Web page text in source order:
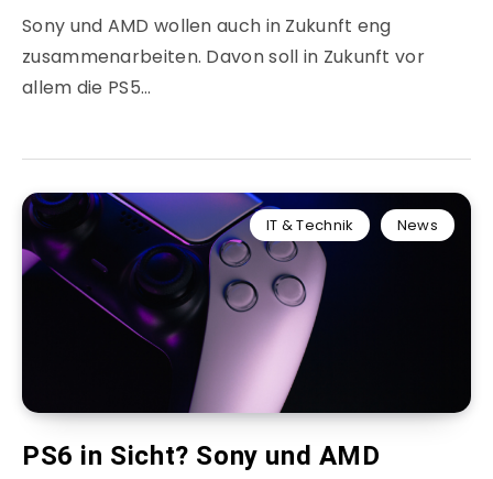
Sony und AMD wollen auch in Zukunft eng
zusammenarbeiten. Davon soll in Zukunft vor
allem die PS5…
IT & Technik News
PS6 in Sicht? Sony und AMD